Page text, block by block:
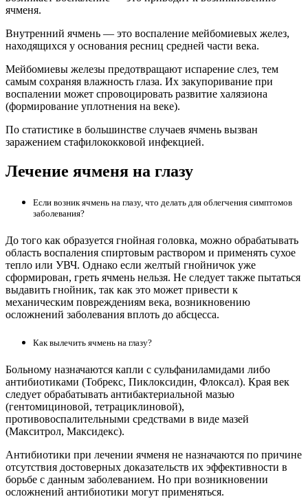
ячменя.
Внутренний ячмень — это воспаление мейбомиевых желез,
находящихся у основания ресниц средней части века.
Мейбомиевы железы предотвращают испарение слез, тем
самым сохраняя влажность глаза. Их закупоривание при
воспалении может спровоцировать развитие халязиона
(формирование уплотнения на веке).
По статистике в большинстве случаев ячмень вызван
заражением стафилококковой инфекцией.
Лечение ячменя на глазу
Если возник ячмень на глазу, что делать для облегчения симптомов
заболевания?
До того как образуется гнойная головка, можно обрабатывать
область воспаления спиртовым раствором и применять сухое
тепло или УВЧ. Однако если желтый гнойничок уже
сформирован, греть ячмень нельзя. Не следует также пытаться
выдавить гнойник, так как это может привести к
механическим повреждениям века, возникновению
осложнений заболевания вплоть до абсцесса.
Как вылечить ячмень на глазу?
Больному назначаются капли с сульфаниламидами либо
антибиотиками (Тобрекс, Пиклоксидин, Флоксал). Края век
следует обрабатывать антибактериальной мазью
(гентомициновой, тетрациклиновой),
противовоспалительными средствами в виде мазей
(Макситрол, Максидекс).
Антибиотики при лечении ячменя не назначаются по причине
отсутствия достоверных доказательств их эффективности в
борьбе с данным заболеванием. Но при возникновении
осложнений антибиотики могут применяться.